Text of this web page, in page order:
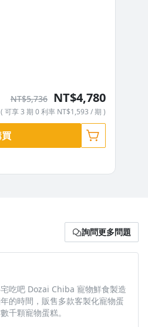
NT$5,736 NT$4,780
( 可享 3 期 0 利率 NT$1,593 / 期 )
詢問更多問題
吃吧 Dozai Chiba 寵物鮮食製造
的時間，販售多款客製化寵物蛋
千顆寵物蛋糕。